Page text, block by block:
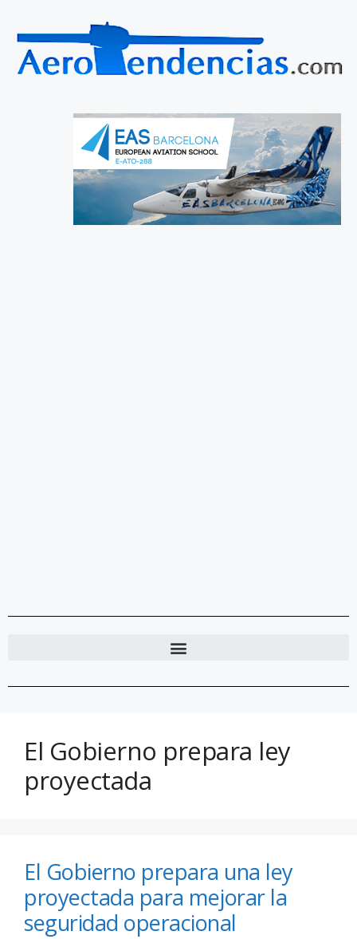
El Gobierno prepara ley
proyectada
El Gobierno prepara una ley
proyectada para mejorar la
seguridad operacional